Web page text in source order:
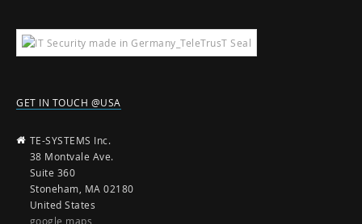
GET IN TOUCH @USA
TE-SYSTEMS Inc.
38 Montvale Ave.
Suite 360
Stoneham, MA 02180
United States
google maps